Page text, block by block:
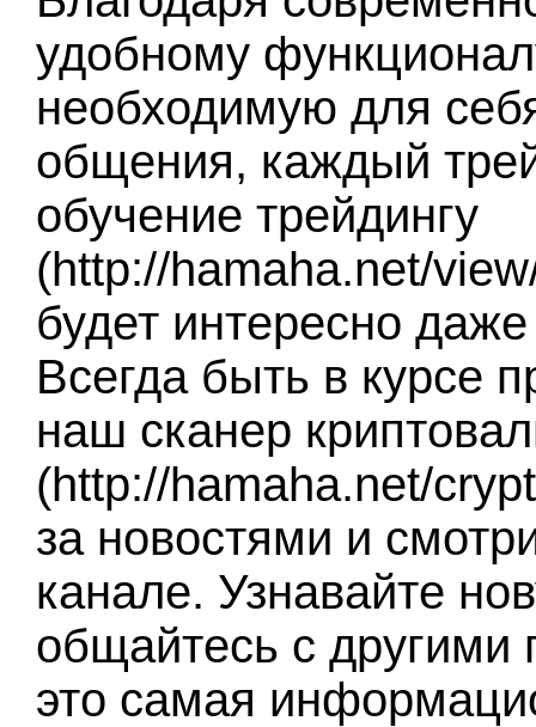
удобному
необходимую для
общения, каждый
обучение трейдингу
(http://hamaha.net/
будет интересно
Всегда быть в курсе
наш сканер
(http://hamaha.net/
за новостями и
канале. Узнавайте
общайтесь с другими
это самая